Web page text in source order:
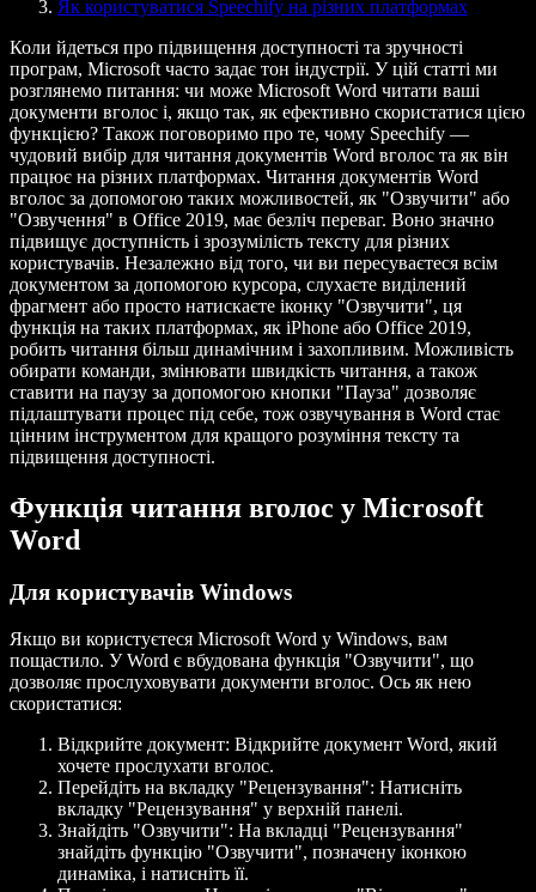
Як користуватися Speechify на різних платформах
Коли йдеться про підвищення доступності та зручності
програм, Microsoft часто задає тон індустрії. У цій статті ми
розглянемо питання: чи може Microsoft Word читати ваші
документи вголос і, якщо так, як ефективно скористатися цією
функцією? Також поговоримо про те, чому Speechify —
чудовий вибір для читання документів Word вголос та як він
працює на різних платформах. Читання документів Word
вголос за допомогою таких можливостей, як "Озвучити" або
"Озвучення" в Office 2019, має безліч переваг. Воно значно
підвищує доступність і зрозумілість тексту для різних
користувачів. Незалежно від того, чи ви пересуваєтеся всім
документом за допомогою курсора, слухаєте виділений
фрагмент або просто натискаєте іконку "Озвучити", ця
функція на таких платформах, як iPhone або Office 2019,
робить читання більш динамічним і захопливим. Можливість
обирати команди, змінювати швидкість читання, а також
ставити на паузу за допомогою кнопки "Пауза" дозволяє
підлаштувати процес під себе, тож озвучування в Word стає
цінним інструментом для кращого розуміння тексту та
підвищення доступності.
Функція читання вголос у Microsoft
Word
Для користувачів Windows
Якщо ви користуєтеся Microsoft Word у Windows, вам
пощастило. У Word є вбудована функція "Озвучити", що
дозволяє прослуховувати документи вголос. Ось як нею
скористатися:
Відкрийте документ: Відкрийте документ Word, який
хочете прослухати вголос.
Перейдіть на вкладку "Рецензування": Натисніть
вкладку "Рецензування" у верхній панелі.
Знайдіть "Озвучити": На вкладці "Рецензування"
знайдіть функцію "Озвучити", позначену іконкою
динаміка, і натисніть її.